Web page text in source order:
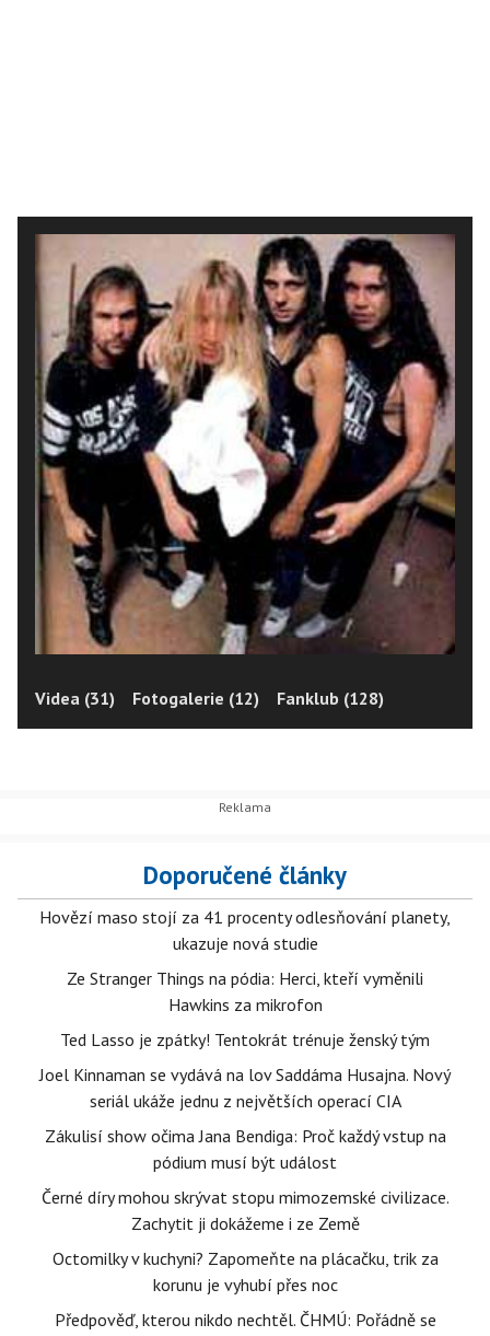
Videa (31) Fotogalerie (12) Fanklub (128)
Doporučené články
Hovězí maso stojí za 41 procenty odlesňování planety,
ukazuje nová studie
Ze Stranger Things na pódia: Herci, kteří vyměnili
Hawkins za mikrofon
Ted Lasso je zpátky! Tentokrát trénuje ženský tým
Joel Kinnaman se vydává na lov Saddáma Husajna. Nový
seriál ukáže jednu z největších operací CIA
Zákulisí show očima Jana Bendiga: Proč každý vstup na
pódium musí být událost
Černé díry mohou skrývat stopu mimozemské civilizace.
Zachytit ji dokážeme i ze Země
Octomilky v kuchyni? Zapomeňte na plácačku, trik za
korunu je vyhubí přes noc
Předpověď, kterou nikdo nechtěl. ČHMÚ: Pořádně se